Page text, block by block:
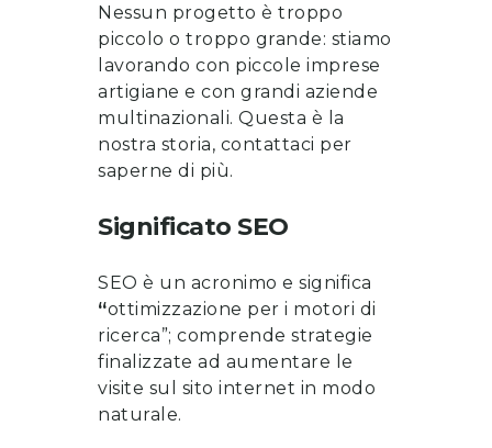
Nessun progetto è troppo
piccolo o troppo grande: stiamo
lavorando con piccole imprese
artigiane e con grandi aziende
multinazionali. Questa è la
nostra storia, contattaci per
saperne di più.
Significato SEO
SEO è un acronimo e significa
“ottimizzazione per i motori di
ricerca”; comprende strategie
finalizzate ad aumentare le
visite sul sito internet in modo
naturale.